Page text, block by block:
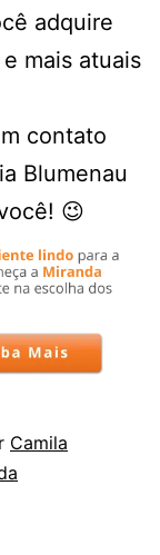
adquire
mais atuais
contato
Blumenau
😉
Camila